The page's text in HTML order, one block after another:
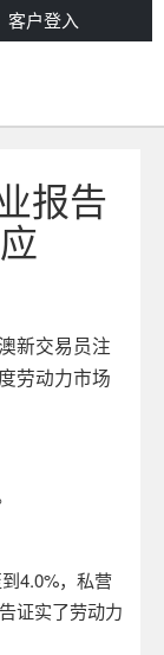
客户登入
报告
新交易员注
劳动力市场
4.0%，私营
证实了劳动力